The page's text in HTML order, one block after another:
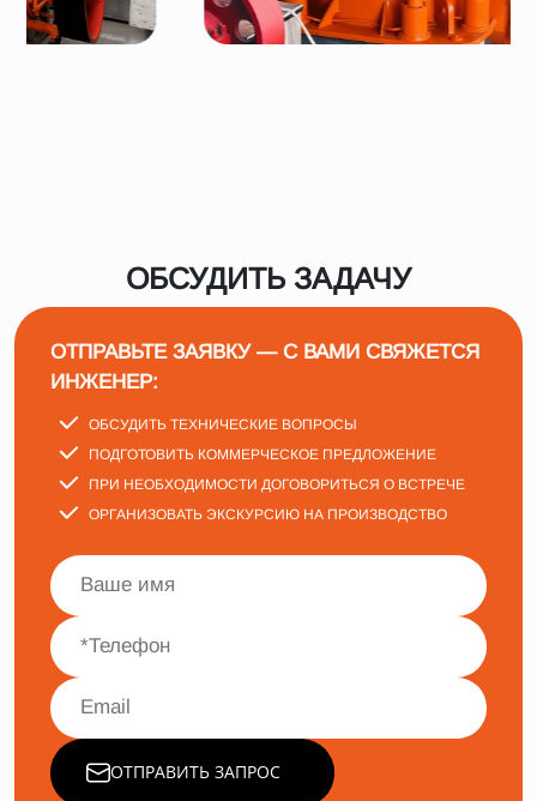
ОБСУДИТЬ ЗАДАЧУ
ОТПРАВЬТЕ ЗАЯВКУ — С ВАМИ СВЯЖЕТСЯ
ИНЖЕНЕР:
ОБСУДИТЬ ТЕХНИЧЕСКИЕ ВОПРОСЫ
ПОДГОТОВИТЬ КОММЕРЧЕСКОЕ ПРЕДЛОЖЕНИЕ
ПРИ НЕОБХОДИМОСТИ ДОГОВОРИТЬСЯ О ВСТРЕЧЕ
ОРГАНИЗОВАТЬ ЭКСКУРСИЮ НА ПРОИЗВОДСТВО
ОТПРАВИТЬ ЗАПРОС